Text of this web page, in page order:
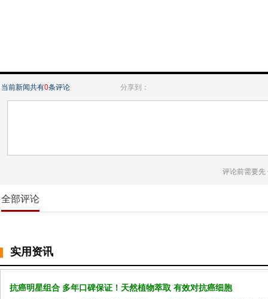
当前新闻共有0条评论 分享到：
评论前需要先
全部评论
实用资讯
抗癌明星组合 多年口碑保证！天然植物萃取 有效对抗癌细胞